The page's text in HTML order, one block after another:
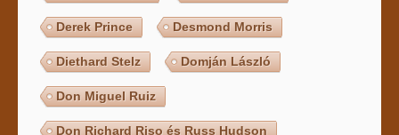
Derek Prince Desmond Morris
Diethard Stelz Domján László
Don Miguel Ruiz
Don Richard Riso és Russ Hudson